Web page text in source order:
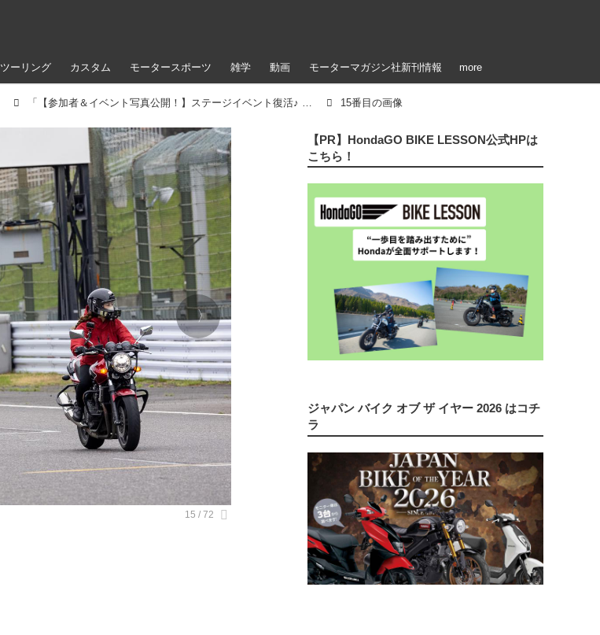
ツーリング カスタム モータースポーツ 雑学 動画 モーターマガジン社新刊情報 more
「【参加者＆イベント写真公開！】ステージイベント復活♪ 雨のアップガレージライダースBIKE!BIKE!BIKE2022（梅本まどか）」のアルバム 15番目の画像
【PR】HondaGO BIKE LESSON公式HPは
こちら！
ジャパン バイク オブ ザ イヤー 2026 はコチ
ラ